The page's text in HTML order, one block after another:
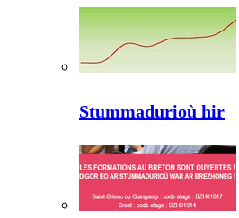
Stummadurioù hir